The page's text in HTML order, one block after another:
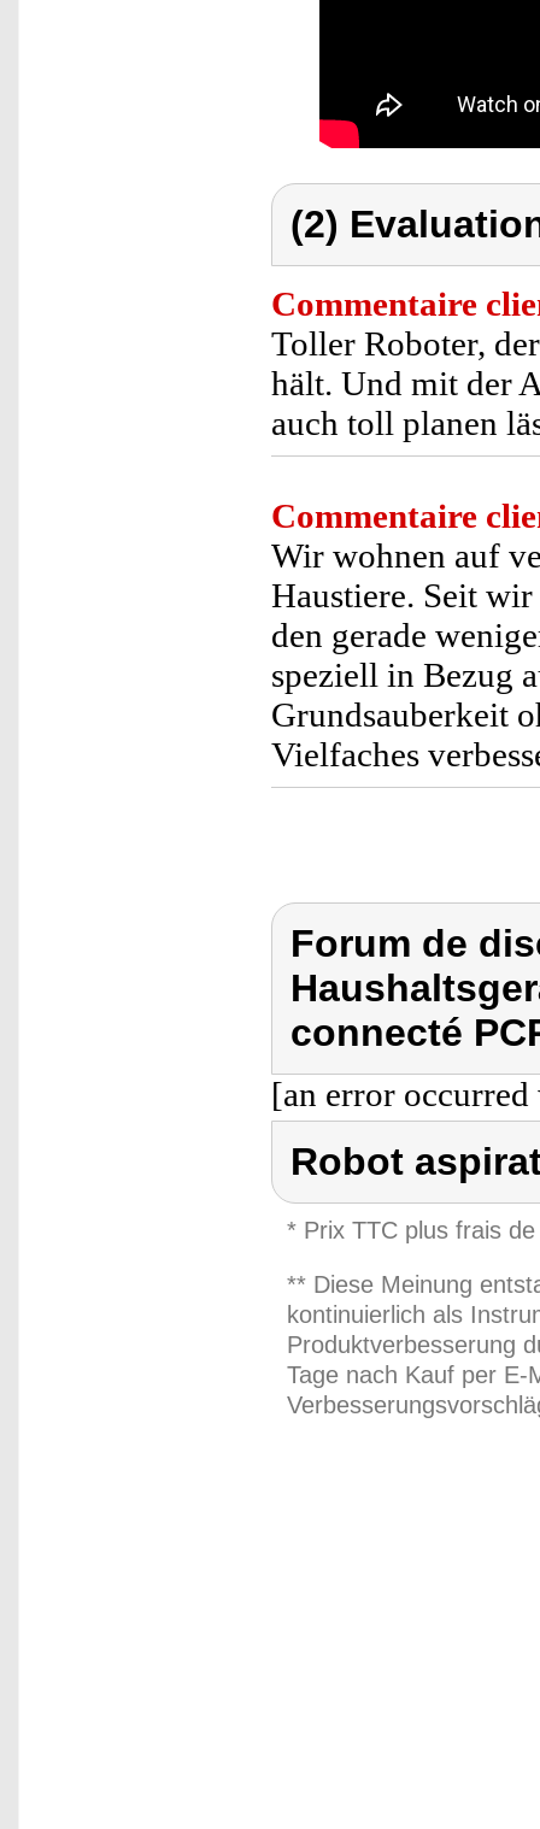
(2)
Commentaire
Toller Roboter,
hält. Und mit der
auch toll planen
Commentaire
Wir wohnen auf
Haustiere. Seit
den gerade
speziell in Bezug
Grundsauberkeit
Vielfaches
Forum de
connecté
[an error
Robot
* Prix TTC plus frais
** Diese Meinung
kontinuierlich als
Produktverbesserung
Tage nach Kauf per E-